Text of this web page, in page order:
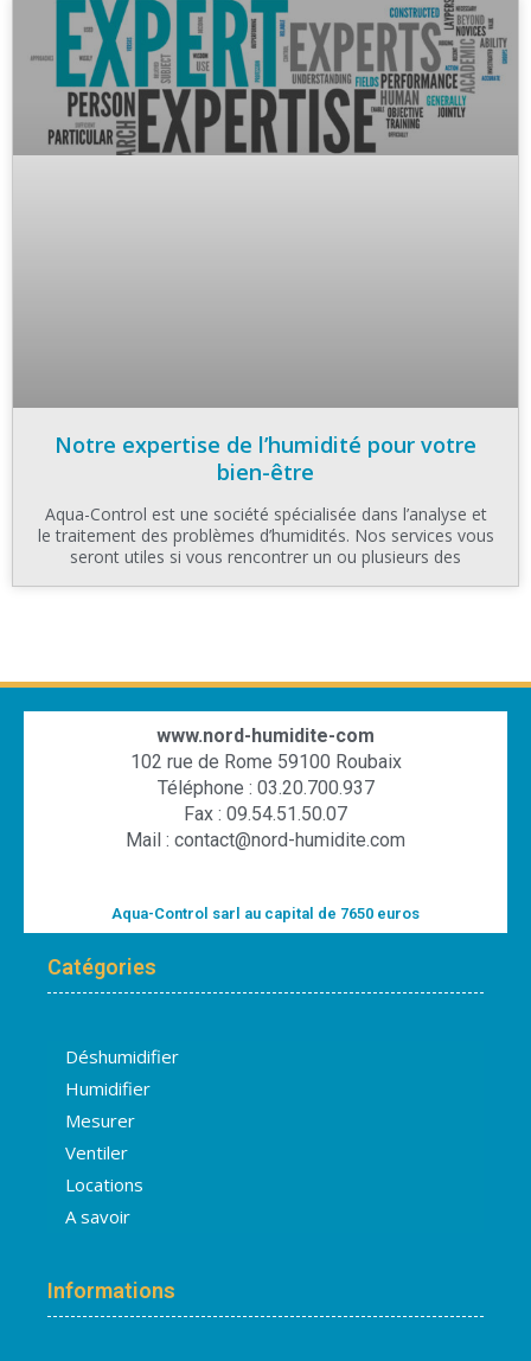
Notre expertise de l’humidité pour votre
bien-être
Aqua-Control est une société spécialisée dans l’analyse et
le traitement des problèmes d’humidités. Nos services vous
seront utiles si vous rencontrer un ou plusieurs des
www.nord-humidite-com
102 rue de Rome 59100 Roubaix
Téléphone : 03.20.700.937
Fax : 09.54.51.50.07
Mail : contact@nord-humidite.com
Aqua-Control sarl au capital de 7650 euros
Catégories
Déshumidifier
Humidifier
Mesurer
Ventiler
Locations
A savoir
Informations